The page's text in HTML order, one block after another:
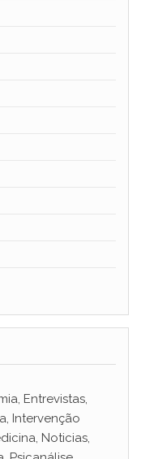
Entrevistas,
Intervenção
Noticias,